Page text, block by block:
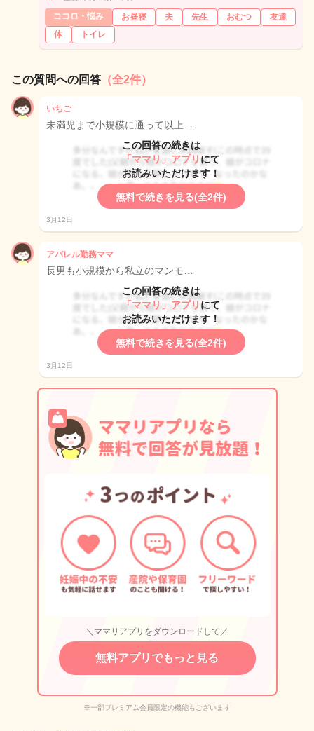
ココロ・悩み お昼寝 夫 先生 おむつ
友達
体
トイレ
この質問への回答 （全2件）
いちご
未満児まで小規模に通って以上…
この回答の続きは
「ママリ」アプリ にて
お読みいただけます！
無料で続きを見る(全2件)
3月12日
アパレル勤務ママ
長男も小規模から私立のマンモ…
この回答の続きは
「ママリ」アプリ にて
お読みいただけます！
無料で続きを見る(全2件)
3月12日
＼ママリアプリをダウンロードして／
無料アプリでもっと見る
※一部プレミアム会員限定の機能もございます